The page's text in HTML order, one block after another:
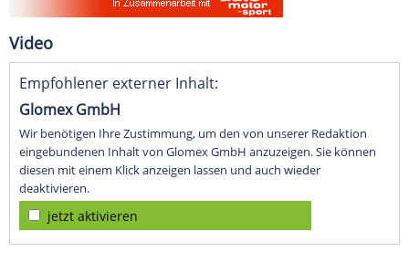
Video
Empfohlener externer Inhalt:
Glomex GmbH
Wir benötigen Ihre Zustimmung, um den von unserer Redaktion
eingebundenen Inhalt von Glomex GmbH anzuzeigen. Sie können
diesen mit einem Klick anzeigen lassen und auch wieder
deaktivieren.
jetzt aktivieren